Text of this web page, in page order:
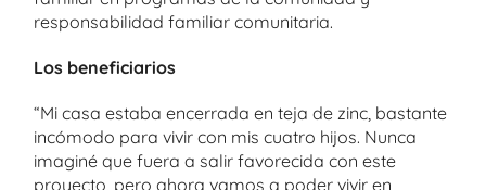
responsabilidad familiar comunitaria.
Los beneficiarios
“Mi casa estaba encerrada en teja de zinc, bastante
incómodo para vivir con mis cuatro hijos. Nunca
imaginé que fuera a salir favorecida con este
proyecto, pero ahora vamos a poder vivir en